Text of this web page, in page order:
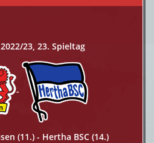
23, 23. Spieltag
-
(11.) - Hertha BSC (14.)